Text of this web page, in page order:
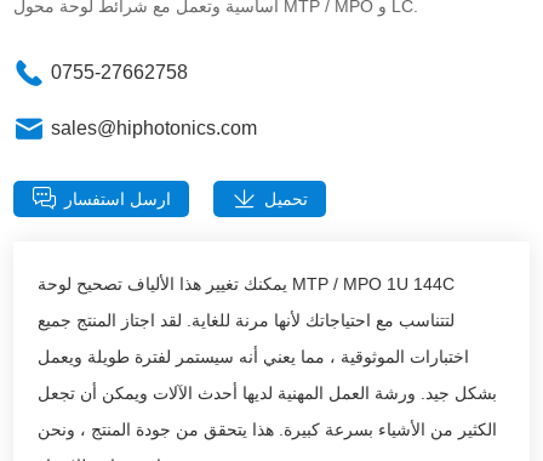
أساسية وتعمل مع شرائط لوحة محول MTP / MPO و LC.
0755-27662758
sales@hiphotonics.com
ارسل استفسار تحميل
يمكنك تغيير هذا الألياف تصحيح لوحة MTP / MPO 1U 144C
لتتناسب مع احتياجاتك لأنها مرنة للغاية. لقد اجتاز المنتج جميع
اختبارات الموثوقية ، مما يعني أنه سيستمر لفترة طويلة ويعمل
بشكل جيد. ورشة العمل المهنية لديها أحدث الآلات ويمكن أن تجعل
الكثير من الأشياء بسرعة كبيرة. هذا يتحقق من جودة المنتج ، ونحن